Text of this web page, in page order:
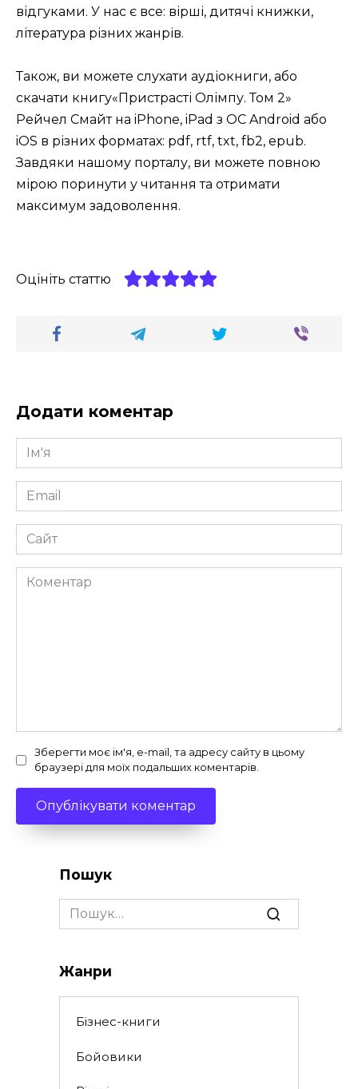
відгуками. У нас є все: вірші, дитячі книжки,
література різних жанрів.
Також, ви можете слухати аудіокниги, або
скачати книгу«Пристрасті Олімпу. Том 2»
Рейчел Смайт на iPhone, iPad з ОС Android або
iOS в різних форматах: pdf, rtf, txt, fb2, epub.
Завдяки нашому порталу, ви можете повною
мірою поринути у читання та отримати
максимум задоволення.
Оцініть статтю
Додати коментар
Ім'я
*
Email
*
Сайт
Коментар
Зберегти моє ім'я, e-mail, та адресу сайту в цьому
браузері для моїх подальших коментарів.
Пошук
Search
for:
Жанри
Бізнес-книги
Бойовики